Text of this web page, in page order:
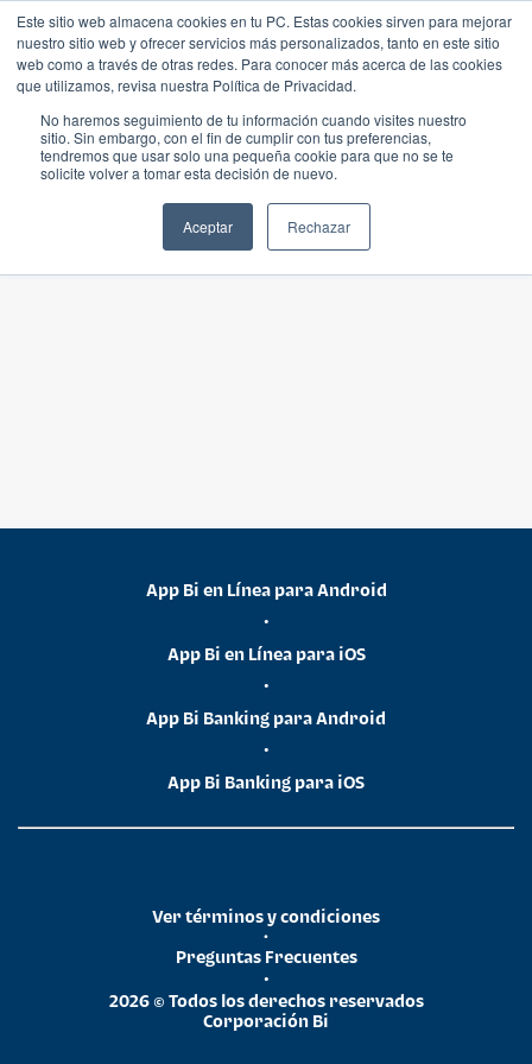
Este sitio web almacena cookies en tu PC. Estas cookies sirven para mejorar
nuestro sitio web y ofrecer servicios más personalizados, tanto en este sitio
web como a través de otras redes. Para conocer más acerca de las cookies
que utilizamos, revisa nuestra Política de Privacidad.
No haremos seguimiento de tu información cuando visites nuestro
sitio. Sin embargo, con el fin de cumplir con tus preferencias,
tendremos que usar solo una pequeña cookie para que no se te
solicite volver a tomar esta decisión de nuevo.
Aceptar Rechazar
App Bi en Línea para Android
•
App Bi en Línea para iOS
•
App Bi Banking para Android
•
App Bi Banking para iOS
2026 © Todos los derechos reservados
Corporación Bi
•
Preguntas Frecuentes
•
Ver términos y condiciones